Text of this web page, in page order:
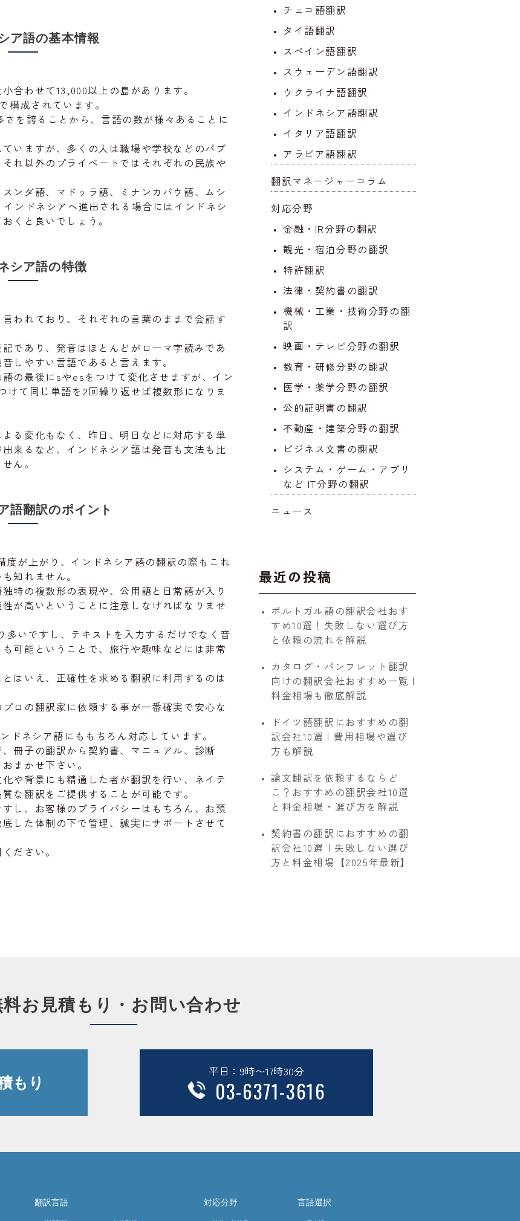
ア語の基本情報
合わせて13,000以上の島があります。
構成されています。
を誇ることから、言語の数が様々あることに
いますが、多くの人は職場や学校などのパブ
れ以外のプライベートではそれぞれの民族や
ンダ語、マドゥラ語、ミナンカバウ語、ムシ
ンドネシアへ進出される場合にはインドネシ
くと良いでしょう。
シア語の特徴
われており、それぞれの言葉のままで会話す
であり、発音はほとんどがローマ字読みであ
しやすい言語であると言えます。
の最後にsやesをつけて変化させますが、イン
けて同じ単語を2回繰り返せば複数形になりま
る変化もなく、昨日、明日などに対応する単
来るなど、インドネシア語は発音も文法も比
ん。
語翻訳のポイント
が上がり、インドネシア語の翻訳の際もこれ
知れません。
特の複数形の表現や、公用語と日常語が入り
が高いということに注意しなければなりませ
いですし、テキストを入力するだけでなく音
可能ということで、旅行や趣味などには非常
はいえ、正確性を求める翻訳に利用するのは
ロの翻訳家に依頼する事が一番確実で安心な
ドネシア語にももちろん対応しています。
冊子の翻訳から契約書、マニュアル、診断
まかせ下さい。
や背景にも精通した者が翻訳を行い、ネイテ
な翻訳をご提供することが可能です。
し、お客様のプライバシーはもちろん、お預
した体制の下で管理、誠実にサポートさせて
ださい。
チェコ語翻訳
タイ語翻訳
スペイン語翻訳
スウェーデン語翻訳
ウクライナ語翻訳
インドネシア語翻訳
イタリア語翻訳
アラビア語翻訳
翻訳マネージャーコラム
対応分野
金融・IR分野の翻訳
観光・宿泊分野の翻訳
特許翻訳
法律・契約書の翻訳
機械・工業・技術分野の翻
訳
映画・テレビ分野の翻訳
教育・研修分野の翻訳
医学・薬学分野の翻訳
公的証明書の翻訳
不動産・建築分野の翻訳
ビジネス文書の翻訳
システム・ゲーム・アプリ
など IT分野の翻訳
ニュース
最近の投稿
ポルトガル語の翻訳会社おす
すめ10選！失敗しない選び方
と依頼の流れを解説
カタログ・パンフレット翻訳
向けの翻訳会社おすすめ一覧 |
料金相場も徹底解説
ドイツ語翻訳におすすめの翻
訳会社10選 | 費用相場や選び
方も解説
論文翻訳を依頼するならど
こ？おすすめの翻訳会社10選
と料金相場・選び方を解説
契約書の翻訳におすすめの翻
訳会社10選｜失敗しない選び
方と料金相場【2025年最新】
料お見積もり・お問い合わせ
もり
平日：9時〜17時30分
03-6371-3616
翻訳言語 対応分野 言語選択